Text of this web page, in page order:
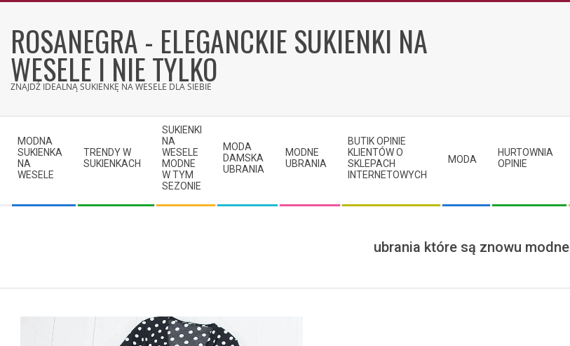
contentROSANEGRA - ELEGANCKIE SUKIENKI NA
WESELE I NIE TYLKO
ZNAJDŹ IDEALNĄ SUKIENKĘ NA WESELE DLA SIEBIE
Navigation
Menu
MODNA
SUKIENKA
NA
WESELE
TRENDY W
SUKIENKACH
SUKIENKI
NA
WESELE
MODNE
W TYM
SEZONIE
MODA
DAMSKA
UBRANIA
MODNE
UBRANIA
BUTIK OPINIE
KLIENTÓW O
SKLEPACH
INTERNETOWYCH
MODA
HURTOWNIA
OPINIE
ubrania które są znowu modne